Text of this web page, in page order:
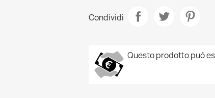
Condividi
Questo prodotto può